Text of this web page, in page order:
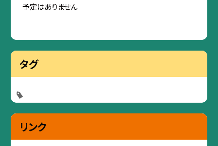
予定はありません
タグ
リンク